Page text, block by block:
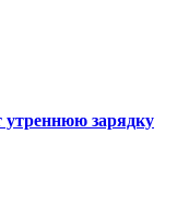
утреннюю зарядку